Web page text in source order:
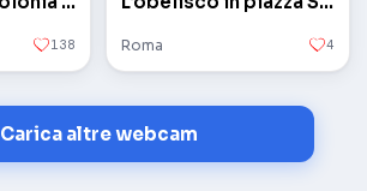
138 Roma 4
Carica altre webcam